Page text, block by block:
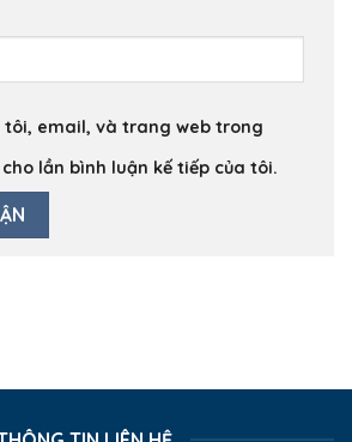
tôi, email, và trang web trong
lần bình luận kế tiếp của tôi.